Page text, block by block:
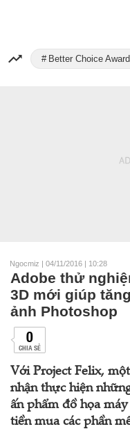
Better Choice
Ngocmiz | 04/11/2016 | 10:28
Adobe thử
3D mới giúp
ảnh Photoshop
0
CHIA SẺ
Với Project Felix,
nhận thực hiện
ấn phẩm đồ họa
tiền mua các phần